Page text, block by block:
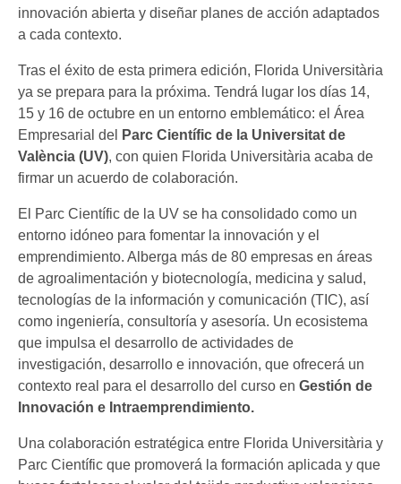
innovación abierta y diseñar planes de acción adaptados
a cada contexto.
Tras el éxito de esta primera edición, Florida Universitària
ya se prepara para la próxima. Tendrá lugar los días 14,
15 y 16 de octubre en un entorno emblemático: el Área
Empresarial del
Parc Científic de la Universitat de
València (UV), con quien Florida Universitària acaba de
firmar un acuerdo de colaboración.
El Parc Científic de la UV se ha consolidado como un
entorno idóneo para fomentar la innovación y el
emprendimiento. Alberga más de 80 empresas en áreas
de agroalimentación y biotecnología, medicina y salud,
tecnologías de la información y comunicación (TIC), así
como ingeniería, consultoría y asesoría. Un ecosistema
que impulsa el desarrollo de actividades de
investigación, desarrollo e innovación, que ofrecerá un
contexto real para el desarrollo del curso en Gestión de
Innovación e Intraemprendimiento.
Una colaboración estratégica entre Florida Universitària y
Parc Científic que promoverá la formación aplicada y que